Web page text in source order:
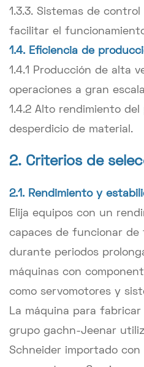
1.3.3. Sistemas de
facilitar el
1.4. Eficiencia de
1.4.1 Producción de alta
operaciones a gran
1.4.2 Alto rendimiento
desperdicio de material.
2. Criterios de
2.1. Rendimiento y
Elija equipos con un
capaces de funcionar de
durante periodos
máquinas con
como servomotores y
La máquina para fabricar
grupo gachn-Jeenar
Schneider importado con